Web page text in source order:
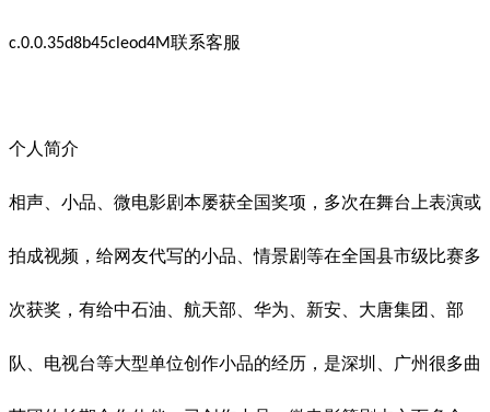
c.0.0.35d8b45cleod4M联系客服
个人简介
相声、小品、微电影剧本屡获全国奖项，多次在舞台上表演或
拍成视频，给网友代写的小品、情景剧等在全国县市级比赛多
次获奖，有给中石油、航天部、华为、新安、大唐集团、部
队、电视台等大型单位创作小品的经历，是深圳、广州很多曲